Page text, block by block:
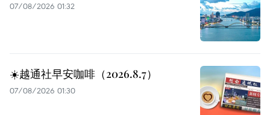
07/08/2026 01:32
☀️越通社早安咖啡（2026.8.7）
07/08/2026 01:30